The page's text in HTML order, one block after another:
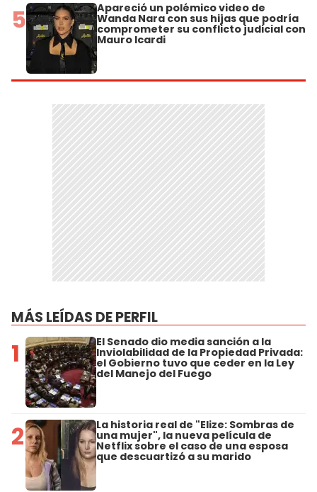
5 Apareció un polémico video de
Wanda Nara con sus hijas que podría
comprometer su conflicto judicial con
Mauro Icardi
MÁS LEÍDAS DE PERFIL
1 El Senado dio media sanción a la
Inviolabilidad de la Propiedad Privada:
el Gobierno tuvo que ceder en la Ley
del Manejo del Fuego
2 La historia real de "Elize: Sombras de
una mujer", la nueva película de
Netflix sobre el caso de una esposa
que descuartizó a su marido